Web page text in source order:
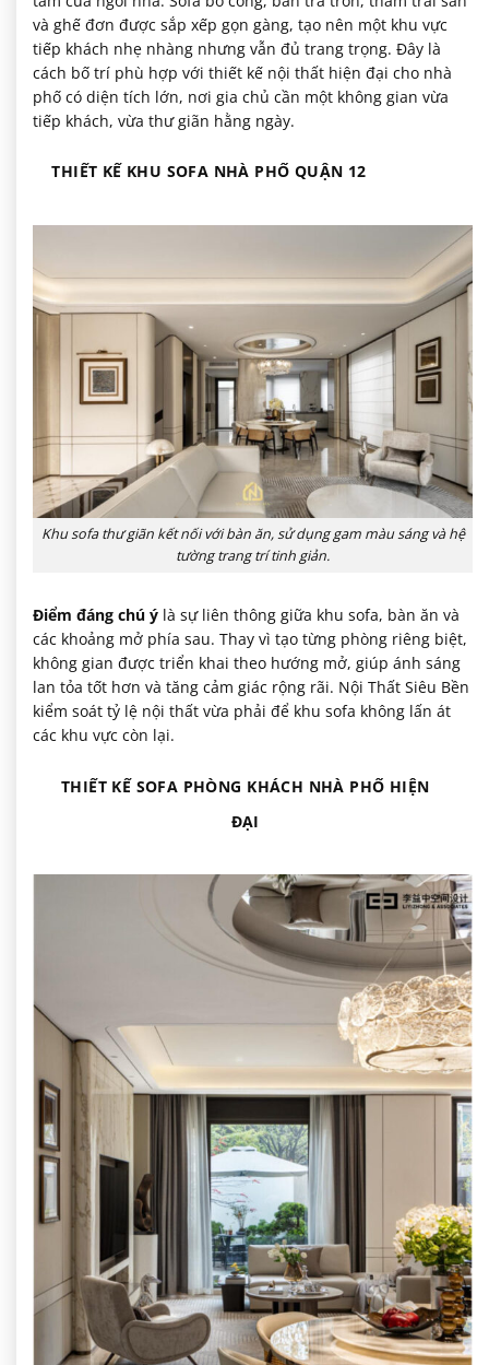
và ghế đơn được sắp xếp gọn gàng, tạo nên một khu vực
tiếp khách nhẹ nhàng nhưng vẫn đủ trang trọng. Đây là
cách bố trí phù hợp với thiết kế nội thất hiện đại cho nhà
phố có diện tích lớn, nơi gia chủ cần một không gian vừa
tiếp khách, vừa thư giãn hằng ngày.
THIẾT KẾ KHU SOFA NHÀ PHỐ QUẬN 12
Khu sofa thư giãn kết nối với bàn ăn, sử dụng gam màu sáng và hệ
tường trang trí tinh giản.
Điểm đáng chú ý là sự liên thông giữa khu sofa, bàn ăn và
các khoảng mở phía sau. Thay vì tạo từng phòng riêng biệt,
không gian được triển khai theo hướng mở, giúp ánh sáng
lan tỏa tốt hơn và tăng cảm giác rộng rãi. Nội Thất Siêu Bền
kiểm soát tỷ lệ nội thất vừa phải để khu sofa không lấn át
các khu vực còn lại.
THIẾT KẾ SOFA PHÒNG KHÁCH NHÀ PHỐ HIỆN
ĐẠI